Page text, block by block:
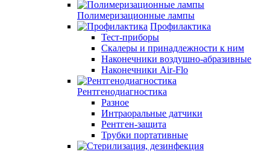
Полимеризационные лампы
Профилактика
Тест-приборы
Скалеры и принадлежности к ним
Наконечники воздушно-абразивные
Наконечники Air-Flo
Рентгенодиагностика
Разное
Интраоральные датчики
Рентген-защита
Трубки портативные